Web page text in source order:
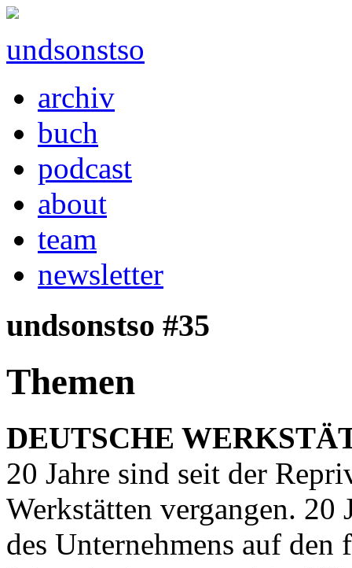
undsonstso
archiv
buch
podcast
about
team
newsletter
undsonstso #35
Themen
DEUTSCHE
20 Jahre sind seit der
Werkstätten vergangen.
des Unternehmens auf den